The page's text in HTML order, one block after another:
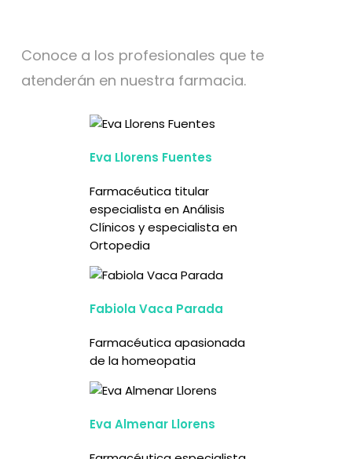
Conoce a los profesionales que te
atenderán en nuestra farmacia.
Eva Llorens Fuentes
Farmacéutica titular
especialista en Análisis
Clínicos y especialista en
Ortopedia
Fabiola Vaca Parada
Farmacéutica apasionada
de la homeopatia
Eva Almenar Llorens